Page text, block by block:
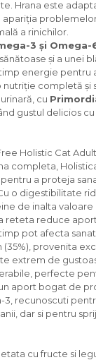
Hrana este
a rinichilor.
3 și Omega-
și a unei
energie pentru
nutriție completă și
cu
gustul delicios
Holistic Cat
completa,
a proteja
o digestibilitate
​​de inalta
reteta reduce
pot afecta
provenita
extrem de
perfecte
aport bogat de
3, recunoscuti
dar si pentru
cu fructe si